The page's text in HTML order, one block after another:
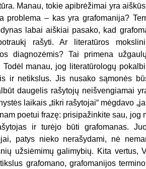
Manau, tokie apibrėžimai yra
problema – kas yra grafomanija?
labai aiškiai pasako, kad
rašyti. Ar literatūros
diagnozėmis? Tai primena
Todėl manau, jog literatūrologų
ir netikslus. Jis nusako sąmonės
daugelis rašytojų neišvengiamai
laikais „tikri rašytojai“ mėgdavo
poetui frazę: prisipažinkite sau,
ir turėjo būti grafomanas.
patys nieko nerašydami, nė
užsiėmimų galimybių. Kita vertus,
grafomano, grafomanijos